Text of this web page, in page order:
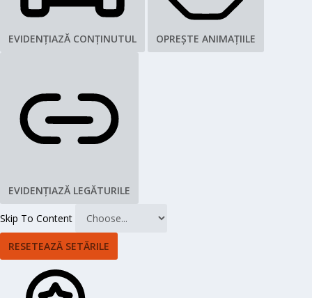
EVIDENȚIAZĂ CONȚINUTUL OPREȘTE ANIMAȚIILE
EVIDENȚIAZĂ LEGĂTURILE
Skip To Content
RESETEAZĂ SETĂRILE